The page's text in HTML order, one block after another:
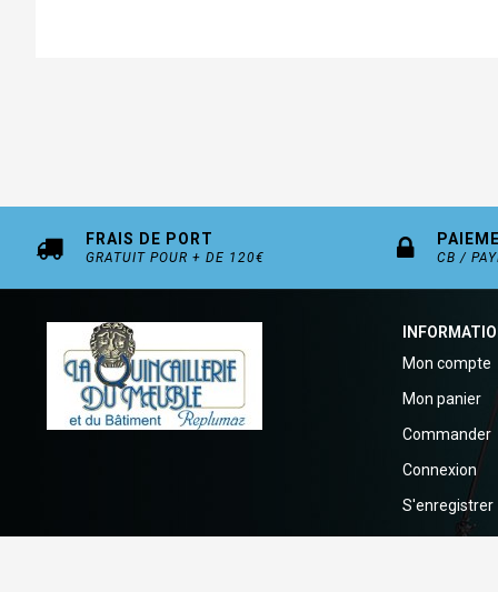
FRAIS DE PORT
GRATUIT POUR + DE 120€ CB /
Mon compte
Mon panier
Commander
Connexion
S'enregistrer